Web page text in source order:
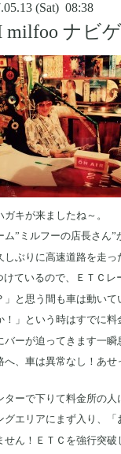
(Sat) 08:38
milfoo ナビ
ガキが来ましたね～。
ム”ミルフーの店長さん”
しぶりに高速道路を走
けているので、ＥＴＣ
」と思う間も車は動い
！」という時はすでに
バーが迫ってきます一
へ、車は異常なし！あ
ターで下りて料金所の
グエリアにまず入り、
せん！ＥＴＣを強行突